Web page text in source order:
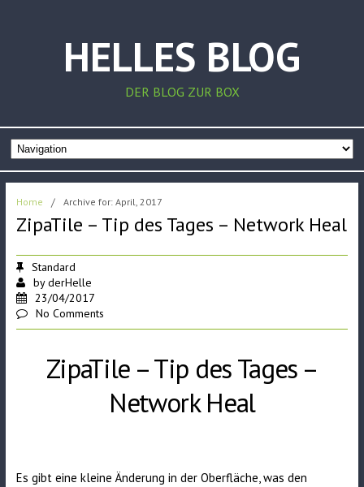
HELLES BLOG
DER BLOG ZUR BOX
Home / Archive for: April, 2017
ZipaTile – Tip des Tages – Network Heal
Standard
byderHelle
23/04/2017
No Comments
ZipaTile – Tip des Tages –
Network Heal
Es gibt eine kleine Änderung in der Oberfläche, was den